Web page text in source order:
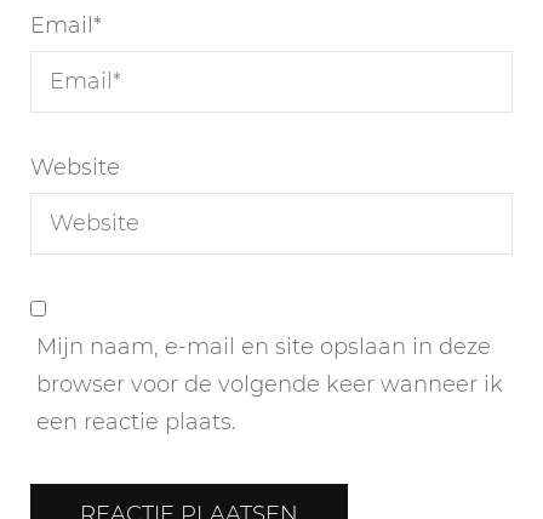
Email *
Website
Mijn naam, e-mail en site opslaan in deze
browser voor de volgende keer wanneer ik
een reactie plaats.